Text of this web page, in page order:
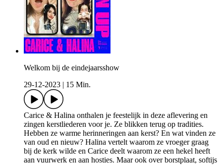
Welkom bij de eindejaarsshow
29-12-2023
15 Min.
Carice & Halina onthalen je feestelijk in deze aflevering en
zingen kerstliederen voor je. Ze blikken terug op tradities.
Hebben ze warme herinneringen aan kerst? En wat vinden ze
van oud en nieuw? Halina vertelt waarom ze vroeger graag
bij de kerk wilde en Carice deelt waarom ze een hekel heeft
aan vuurwerk en aan hosties. Maar ook over borstplaat, softijs